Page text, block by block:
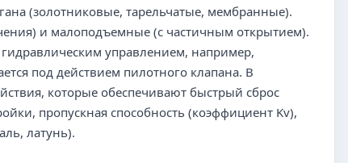
(золотниковые, тарельчатые, мембранные).
и малоподъемные (с частичным открытием).
управлением, например,
под действием пилотного клапана. В
которые обеспечивают быстрый сброс
пропускная способность (коэффициент Kv),
латунь).